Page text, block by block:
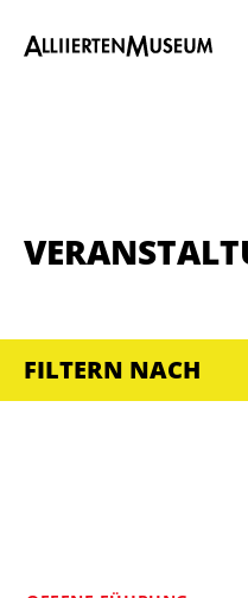
FILTERN NACH